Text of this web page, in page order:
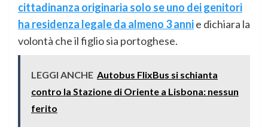
cittadinanza originaria solo se uno dei genitori
ha residenza legale da almeno 3 annie dichiara la
volontà che il figlio sia portoghese.
LEGGI ANCHE Autobus FlixBus si schianta
contro la Stazione di Oriente a Lisbona: nessun
ferito